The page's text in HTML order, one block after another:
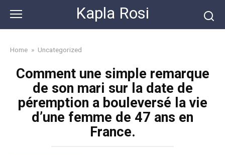
content
Kapla Rosi
Home » Uncategorized
Comment une simple remarque
de son mari sur la date de
péremption a bouleversé la vie
d’une femme de 47 ans en
France.